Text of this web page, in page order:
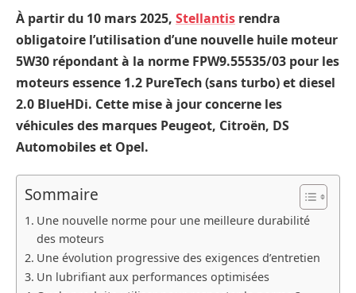
À partir du 10 mars 2025, Stellantis rendra
obligatoire l’utilisation d’une nouvelle huile moteur
5W30 répondant à la norme FPW9.55535/03 pour les
moteurs essence 1.2 PureTech (sans turbo) et diesel
2.0 BlueHDi. Cette mise à jour concerne les
véhicules des marques Peugeot, Citroën, DS
Automobiles et Opel.
Sommaire
Une nouvelle norme pour une meilleure durabilité
des moteurs
Une évolution progressive des exigences d’entretien
Un lubrifiant aux performances optimisées